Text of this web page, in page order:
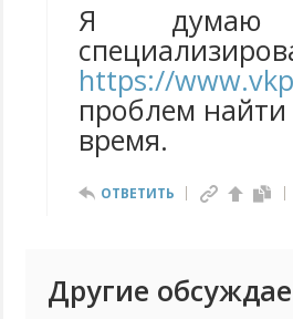
Я думаю
https://
проблем
время.
ОТВЕТИТЬ
Другие